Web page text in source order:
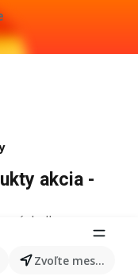
Zvoľte mesto
akcia -
výsledky.
Tesco